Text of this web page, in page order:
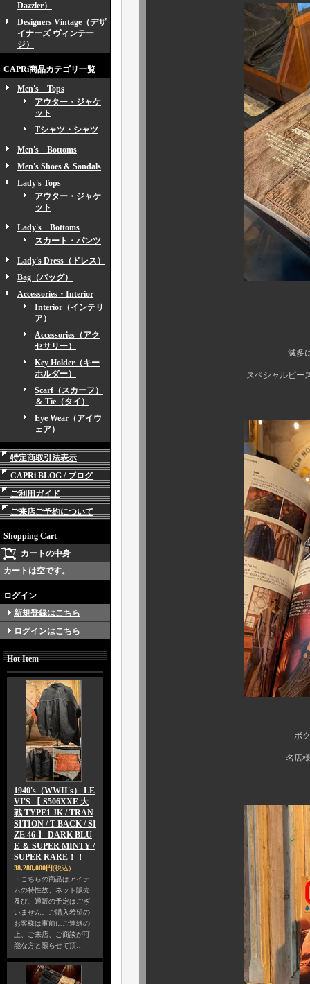
Dazzler）
Designers Vintage（デザ
イナーズ ヴィンテー
ジ）
CAPRi商品カテゴリ一覧
Men's Tops
アウター・ジャケ
ット
Tシャツ・シャツ
Men's Bottoms
Men's Shoes & Sandals
Lady's Tops
アウター・ジャケ
ット
Lady's Bottoms
スカート・パンツ
Lady's Dress（ドレス）
Bag（バッグ）
Accessories・Interior
Interior（インテリ
ア）
Accessories（アク
セサリー）
Key Holder（キー
ホルダー）
Scarf（スカーフ）
＆ Tie（タイ）
Eye Wear（アイウ
ェア）
特定商取引法表示
CAPRi BLOG / ブログ
ご利用ガイド
ご来店ご予約について
Shopping Cart
カートの中身
カートは空です。
ログイン
新規登録はこちら
ログインはこちら
Hot Item
1940's（WWII's） LE
VI'S 【 S506XXE 大
戦 TYPE1 JK / TRAN
SITION / T-BACK / SI
ZE 46 】 DARK BLU
E ＆ SUPER MINTY /
SUPER RARE！！
38,280,000円(税込)
・こちらの商品はアイテ
ムの特性故、ネット販売
及び、通販の予定はござ
いません。ご購入希望の
お客様は事前にご連絡の
上、ご来店、ご商談が可
能な方と限らせて頂…
滅多にお目にかか
スペシャルピースたちが多
ボクたちカプリも
名店様と一緒にご掲